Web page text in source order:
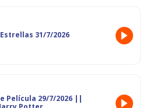
31/7/2026
Película 29/7/2026 ||